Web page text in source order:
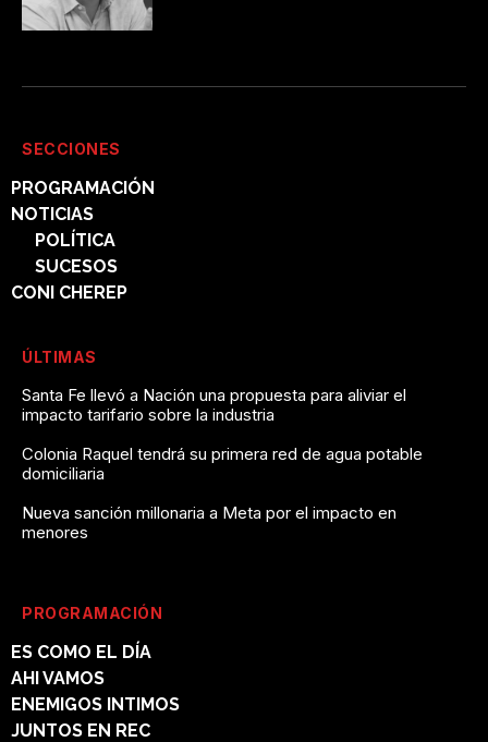
SECCIONES
PROGRAMACIÓN
NOTICIAS
POLÍTICA
SUCESOS
CONI CHEREP
ÚLTIMAS
Santa Fe llevó a Nación una propuesta para aliviar el
impacto tarifario sobre la industria
Colonia Raquel tendrá su primera red de agua potable
domiciliaria
Nueva sanción millonaria a Meta por el impacto en
menores
PROGRAMACIÓN
ES COMO EL DÍA
AHI VAMOS
ENEMIGOS INTIMOS
JUNTOS EN REC